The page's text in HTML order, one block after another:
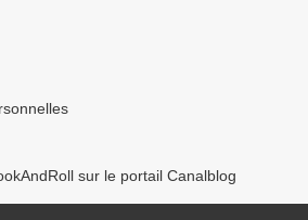
sur le portail Canalblog